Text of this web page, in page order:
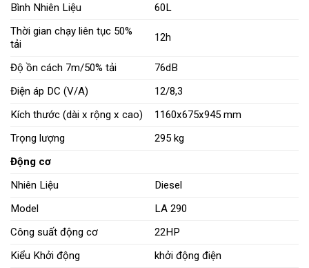
Bình Nhiên Liệu
60L
Thời gian chạy liên tục 50%
tải
12h
Độ ồn cách 7m/50% tải
76dB
Điện áp DC (V/A)
12/8,3
Kích thước (dài x rộng x cao)
1160x675x945 mm
Trọng lượng
295 kg
Động cơ
Nhiên Liệu
Diesel
Model
LA 290
Công suất động cơ
22HP
Kiểu Khởi động
khởi động điện